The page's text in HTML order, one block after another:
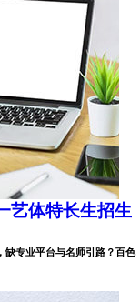
艺体特长生招生
缺专业平台与名师引路？百色